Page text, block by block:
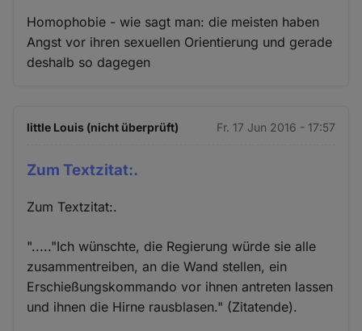
Homophobie - wie sagt man: die meisten haben
Angst vor ihren sexuellen Orientierung und gerade
deshalb so dagegen
little Louis (nicht überprüft) Fr. 17 Jun 2016 - 17:57
Zum Textzitat:.
Zum Textzitat:.
"....."Ich wünschte, die Regierung würde sie alle
zusammentreiben, an die Wand stellen, ein
Erschießungskommando vor ihnen antreten lassen
und ihnen die Hirne rausblasen." (Zitatende).